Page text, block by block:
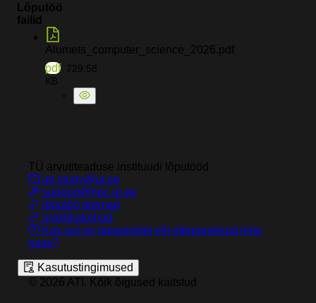
Lõputöö
failid
Alumets_computer_science_2026.pdf
pdf 729.58
KB
TÜ arvutiteaduse instituudi
lõputööd
ati.study@ut.ee
support@hpc.ut.ee
lõputöö teemad
praktikakohad
Kas sul on tagasisidet või ettepanekuid lehe
osas?
Kasutustingimused
© 2026 ATI . Kõik õigused kaitstud